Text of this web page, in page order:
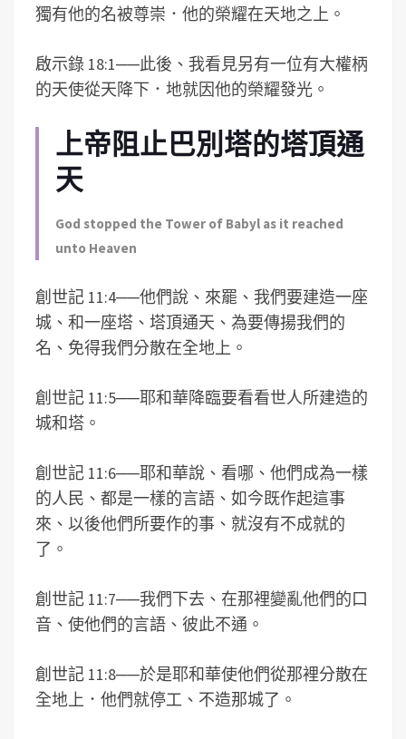
獨有他的名被尊崇．他的榮耀在天地之上。
啟示錄 18:1──此後、我看見另有一位有大權柄
的天使從天降下．地就因他的榮耀發光。
上帝阻止巴別塔的塔頂通
天
God stopped the Tower of Babyl as it reached
unto Heaven
創世記 11:4──他們說、來罷、我們要建造一座
城、和一座塔、塔頂通天、為要傳揚我們的
名、免得我們分散在全地上。
創世記 11:5──耶和華降臨要看看世人所建造的
城和塔。
創世記 11:6──耶和華說、看哪、他們成為一樣
的人民、都是一樣的言語、如今既作起這事
來、以後他們所要作的事、就沒有不成就的
了。
創世記 11:7──我們下去、在那裡變亂他們的口
音、使他們的言語、彼此不通。
創世記 11:8──於是耶和華使他們從那裡分散在
全地上．他們就停工、不造那城了。